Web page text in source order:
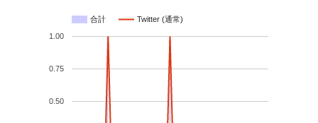
合計 Twitter (通常)
0.50
0.75
1.00